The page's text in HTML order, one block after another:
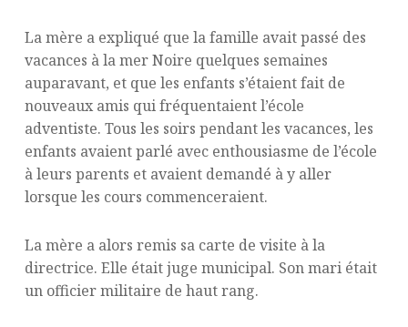
La mère a expliqué que la famille avait passé des
vacances à la mer Noire quelques semaines
auparavant, et que les enfants s’étaient fait de
nouveaux amis qui fréquentaient l’école
adventiste. Tous les soirs pendant les vacances, les
enfants avaient parlé avec enthousiasme de l’école
à leurs parents et avaient demandé à y aller
lorsque les cours commenceraient.
La mère a alors remis sa carte de visite à la
directrice. Elle était juge municipal. Son mari était
un officier militaire de haut rang.